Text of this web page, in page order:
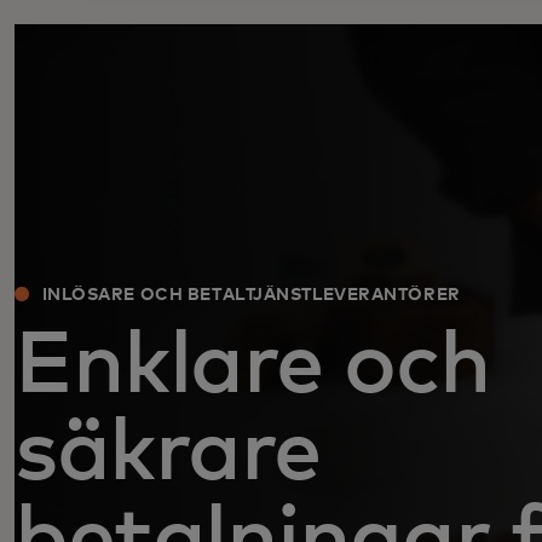
INLÖSARE OCH BETALTJÄNSTLEVERANTÖRER
Enklare och
säkrare